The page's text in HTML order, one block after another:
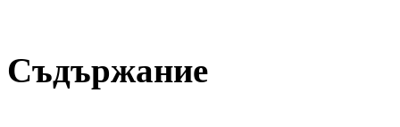
Съдържание